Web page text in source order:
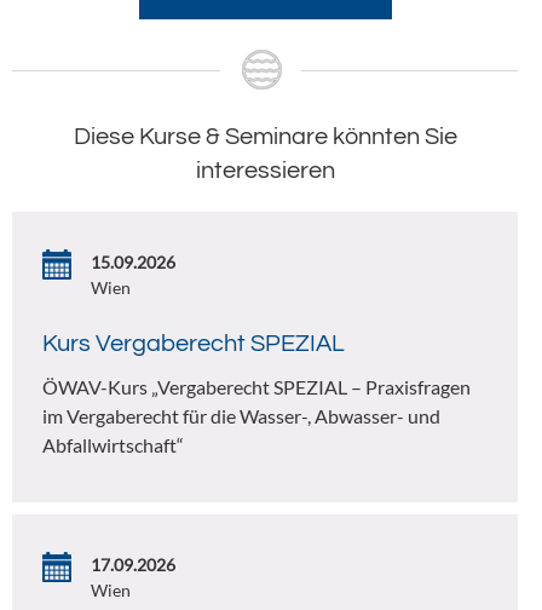
Diese Kurse & Seminare könnten Sie
interessieren
15.09.2026
Wien
Kurs Vergaberecht SPEZIAL
ÖWAV-Kurs „Vergaberecht SPEZIAL – Praxisfragen
im Vergaberecht für die Wasser-, Abwasser- und
Abfallwirtschaft“
17.09.2026
Wien